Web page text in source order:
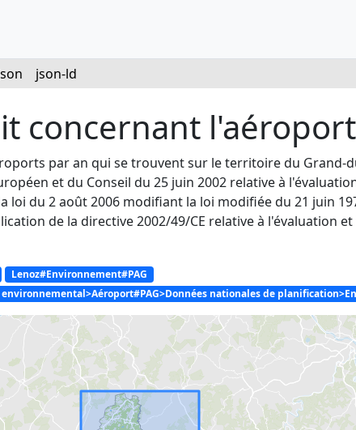
json-ld
concernant l'aéroport
par an qui se trouvent sur le territoire du Grand-
et du Conseil du 25 juin 2002 relative à
du 2 août 2006 modifiant la loi modifiée du 21 juin
de la directive 2002/49/CE relative à l'évaluation
Lenoz#Environnement#PAG
nationales de